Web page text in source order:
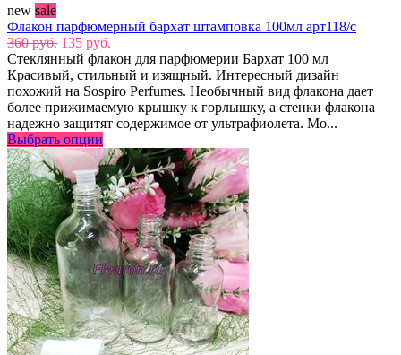
new sale
Флакон парфюмерный бархат штамповка 100мл арт118/с
360 руб. 135 руб.
Стеклянный флакон для парфюмерии Бархат 100 мл
Красивый, стильный и изящный. Интересный дизайн
похожий на Sospiro Perfumes. Необычный вид флакона дает
более прижимаемую крышку к горлышку, а стенки флакона
надежно защитят содержимое от ультрафиолета. Мо...
Выбрать опции